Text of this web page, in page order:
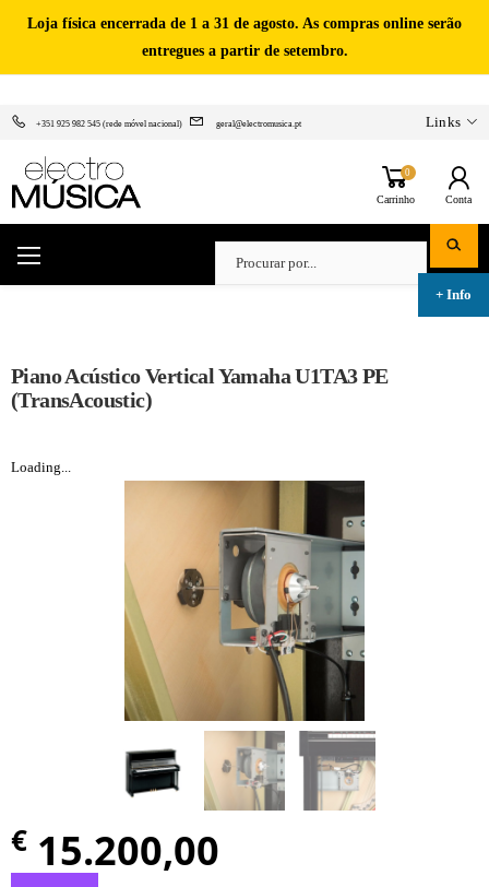
Loja física encerrada de 1 a 31 de agosto. As compras online serão
entregues a partir de setembro.
+351 925 982 545 (rede móvel nacional) geral@electromusica.pt Links
0
Carrinho Conta
Piano Acústico Vertical Yamaha U1TA3 PE
(TransAcoustic)
Loading...
€ 15.200,00